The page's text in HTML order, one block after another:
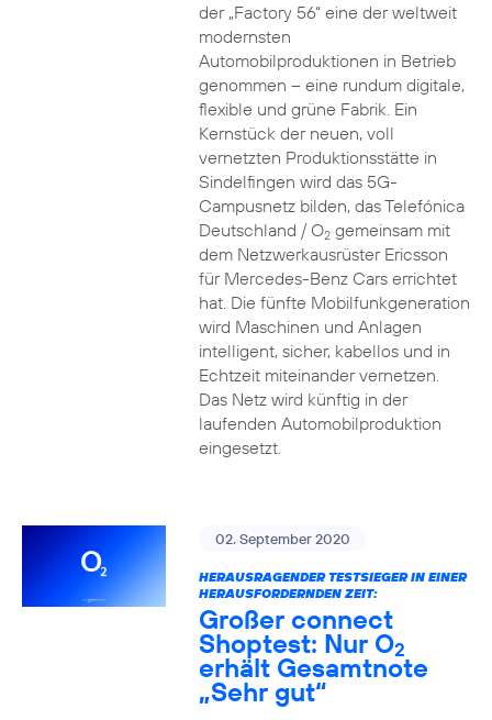
der „Factory 56“ eine der weltweit
modernsten
Automobilproduktionen in Betrieb
genommen – eine rundum digitale,
flexible und grüne Fabrik. Ein
Kernstück der neuen, voll
vernetzten Produktionsstätte in
Sindelfingen wird das 5G-
Campusnetz bilden, das Telefónica
Deutschland / O2gemeinsam mit
dem Netzwerkausrüster Ericsson
für Mercedes-Benz Cars errichtet
hat. Die fünfte Mobilfunkgeneration
wird Maschinen und Anlagen
intelligent, sicher, kabellos und in
Echtzeit miteinander vernetzen.
Das Netz wird künftig in der
laufenden Automobilproduktion
eingesetzt.
02. September 2020
HERAUSRAGENDER TESTSIEGER IN EINER
HERAUSFORDERNDEN ZEIT:
Großer connect
Shoptest: Nur O2
erhält Gesamtnote
„Sehr gut“